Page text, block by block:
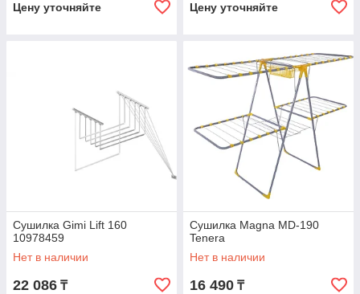
Цену уточняйте Цену уточняйте
Сушилка Gimi Lift 160
10978459
Нет в наличии
22 086 ₸
Сушилка Мagna MD-190
Tenera
Нет в наличии
16 490 ₸